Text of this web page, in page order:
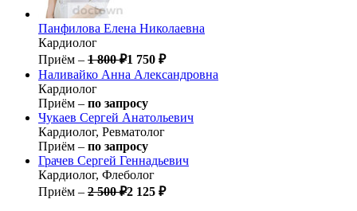
Панфилова Елена Николаевна
Кардиолог
Приём – 1 800 ₽1 750 ₽
Наливайко Анна Александровна
Кардиолог
Приём – по запросу
Чукаев Сергей Анатольевич
Кардиолог, Ревматолог
Приём – по запросу
Грачев Сергей Геннадьевич
Кардиолог, Флеболог
Приём – 2 500 ₽2 125 ₽